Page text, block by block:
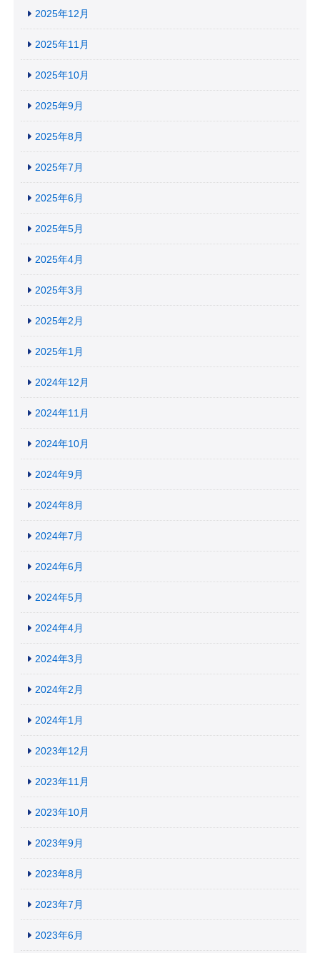
2025年12月
2025年11月
2025年10月
2025年9月
2025年8月
2025年7月
2025年6月
2025年5月
2025年4月
2025年3月
2025年2月
2025年1月
2024年12月
2024年11月
2024年10月
2024年9月
2024年8月
2024年7月
2024年6月
2024年5月
2024年4月
2024年3月
2024年2月
2024年1月
2023年12月
2023年11月
2023年10月
2023年9月
2023年8月
2023年7月
2023年6月